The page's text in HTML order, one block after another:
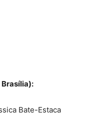
Brasília):
Bate-Estaca